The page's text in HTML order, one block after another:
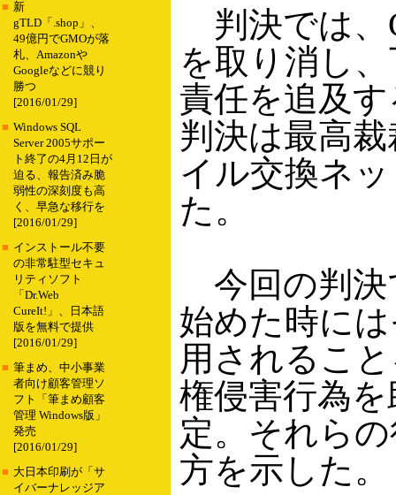
■ 新
gTLD「.shop」、
49億円でGMOが落
札、Amazonや
Googleなどに競り
勝つ
[2016/01/29]
■ Windows SQL
Server 2005サポー
ト終了の4月12日が
迫る、報告済み脆
弱性の深刻度も高
く、早急な移行を
[2016/01/29]
■ インストール不要
の非常駐型セキュ
リティソフト
「Dr.Web
CureIt!」、日本語
版を無料で提供
[2016/01/29]
■ 筆まめ、中小事業
者向け顧客管理ソ
フト「筆まめ顧客
管理 Windows版」
発売
[2016/01/29]
■ 大日本印刷が「サ
イバーナレッジア
判決では、
を取り消し
責任を追及
判決は最高
イル交換ネ
た。
今回の判決
始めた時に
用されるこ
権侵害行為
定。それら
方を示した。